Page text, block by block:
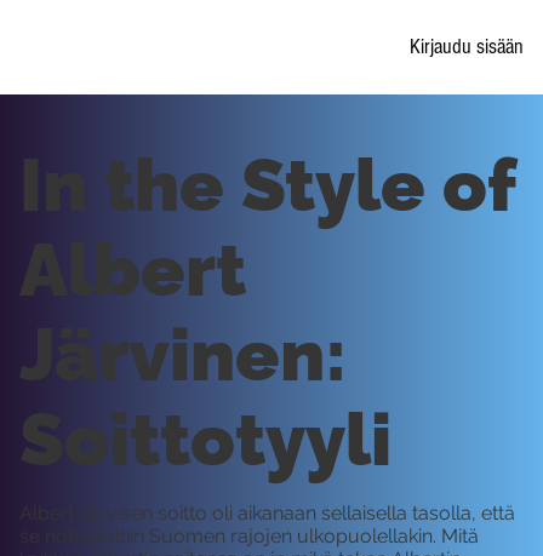
Kirjaudu sisään
In the Style of
Albert
Järvinen:
Soittotyyli
Albert Järvisen soitto oli aikanaan sellaisella tasolla, että
se noteerattiin Suomen rajojen ulkopuolellakin. Mitä